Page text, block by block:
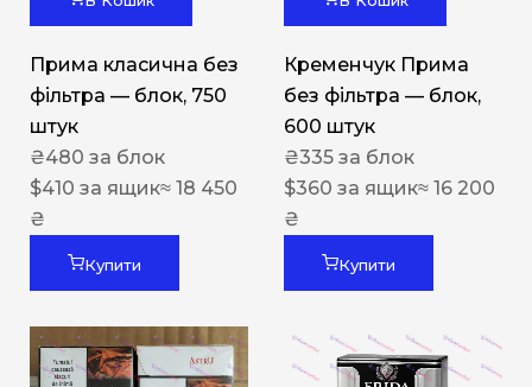
Прима класична без
фільтра — блок, 750
штук
₴480 за блок
$410 за ящик≈ 18 450
₴
Купити
Кременчук Прима
без фільтра — блок,
600 штук
₴335 за блок
$360 за ящик≈ 16 200
₴
Купити